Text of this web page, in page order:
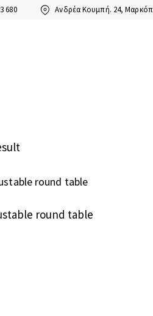
680 Ανδρέα Κουμπή. 24,
round table